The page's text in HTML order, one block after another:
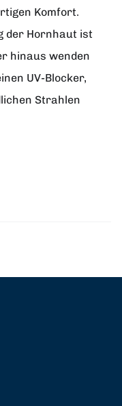
Komfort.
der Hornhaut ist
hinaus wenden
UV-Blocker,
Strahlen